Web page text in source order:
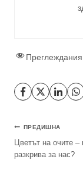
ПРЕДИШНА
Цветът на очите –
разкрива за нас?